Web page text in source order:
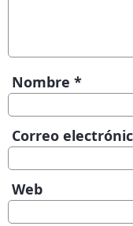
Nombre *
Correo
Web